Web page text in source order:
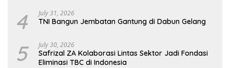
4 July 31, 2026
TNI Bangun Jembatan Gantung di Dabun Gelang
5 July 30, 2026
Safrizal ZA Kolaborasi Lintas Sektor Jadi Fondasi
Eliminasi TBC di Indonesia